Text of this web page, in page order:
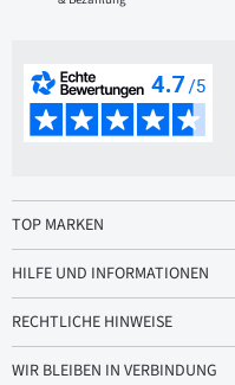
TOP MARKEN
HILFE UND INFORMATIONEN
RECHTLICHE HINWEISE
WIR BLEIBEN IN VERBINDUNG